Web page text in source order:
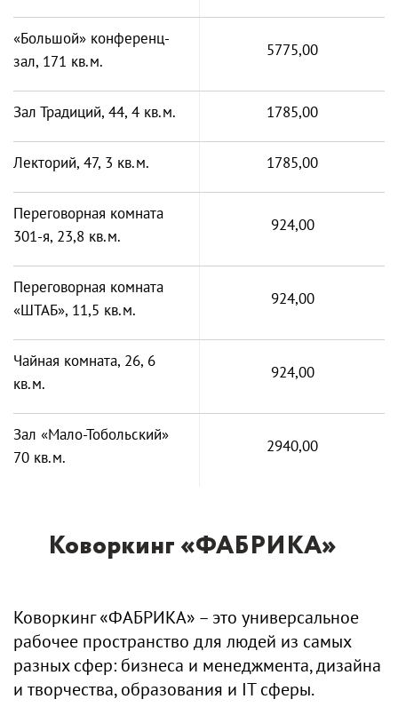
«Большой» конференц-
зал, 171 кв.м.
5775,00
Зал Традиций, 44, 4 кв.м. 1785,00
Лекторий, 47, 3 кв.м. 1785,00
Переговорная комната
301-я, 23,8 кв.м.
924,00
Переговорная комната
«ШТАБ», 11,5 кв.м.
924,00
Чайная комната, 26, 6
кв.м.
924,00
Зал «Мало-Тобольский»
70 кв.м.
2940,00
Коворкинг «ФАБРИКА»
Коворкинг «ФАБРИКА» – это универсальное
рабочее пространство для людей из самых
разных сфер: бизнеса и менеджмента, дизайна
и творчества, образования и IT сферы.